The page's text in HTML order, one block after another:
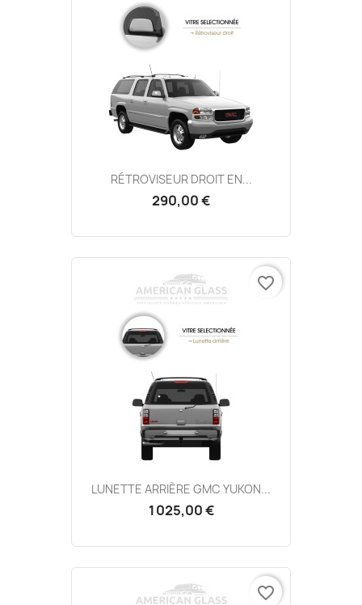
RÉTROVISEUR DROIT EN...
290,00 €
LUNETTE ARRIÈRE GMC YUKON...
1 025,00 €
favorite_border
favorite_border